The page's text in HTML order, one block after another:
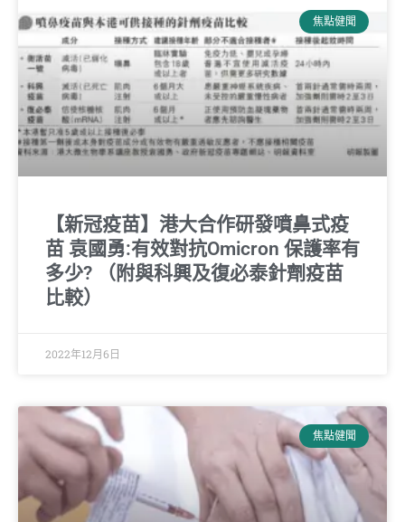
焦點健聞
【新冠疫苗】港大合作研發噴鼻式疫
苗 袁國勇:有效對抗Omicron 保護率有
多少? （附與科興及復必泰針劑疫苗
比較）
2022年12月6日
焦點健聞